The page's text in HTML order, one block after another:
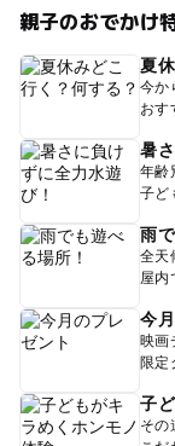
親子のおでかけ
夏
今か
おす
暑
年齢
子ど
雨
全天
屋内
今
映画
限定
子
その